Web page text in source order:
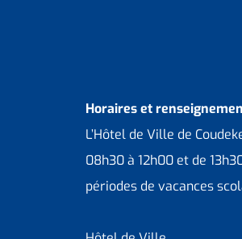
Horaires et
L’Hôtel de Ville de
08h30 à 12h00 et de
périodes de vacances